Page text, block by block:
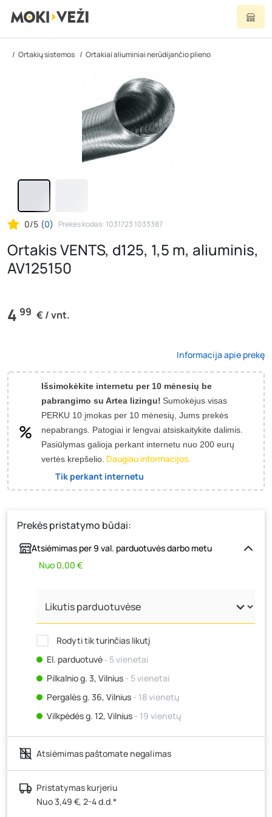
Ortakių sistemos Ortakiai aliuminiai nerūdijančio plieno
0/5 (0) Prekės kodas: 1031723 1033387
Ortakis VENTS, d125, 1,5 m, aliuminis,
AV125150
4 99 € / vnt.
Informacija apie prekę
Išsimokėkite internetu per 10 mėnesių be
pabrangimo su Artea lizingu! Sumokėjus visas
PERKU 10 įmokas per 10 mėnesių, Jums prekės
nepabrangs. Patogiai ir lengvai atsiskaitykite dalimis.
Pasiūlymas galioja perkant internetu nuo 200 eurų
vertės krepšelio. Daugiau informacijos.
Tik perkant internetu
Prekės pristatymo būdai:
Atsiėmimas per 9 val. parduotuvės darbo metu
Nuo 0,00 €
Rodyti tik turinčias likutį
El. parduotuvė‐ 5 vienetai
Pilkalnio g. 3, Vilnius - 5 vienetai
Pergalės g. 36, Vilnius - 18 vienetų
Vilkpėdės g. 12, Vilnius - 19 vienetų
Ateities g. 15, Vilnius- 6 vienetai
Kauno r., Narsiečių k., Vytauto g. 183, Kaunas
vienetų
Šilutės pl. 83A, Klaipėda
Pramonės g. 7, Šiauliai
Atsiėmimas paštomate negalimas
Pristatymas kurjeriu
Nuo 3,49 €, 2-4 d.d.*